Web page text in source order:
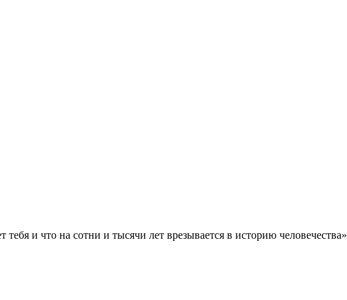
тебя и что на сотни и тысячи лет врезывается в историю человечества»